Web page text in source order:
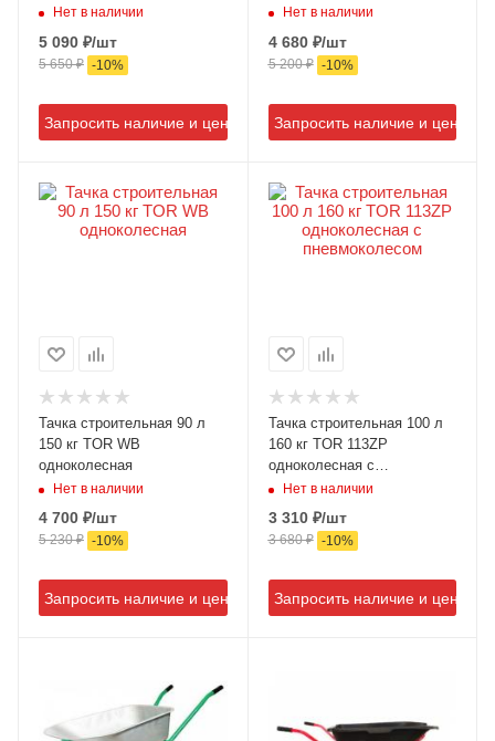
Нет в наличии
5 090 ₽/шт
5 650₽ -10%
Запросить наличие и цену
пневмоколесом
Нет в наличии
4 680₽/шт
5 200₽ -10%
Запросить наличие и цену
Тачка строительная 90 л
150 кг TOR WB
одноколесная
Нет в наличии
4 700 ₽/шт
5 230₽ -10%
Запросить наличие и цену
Тачка строительная 100 л
160 кг TOR 113ZP
одноколесная с
пневмоколесом
Нет в наличии
3 310₽/шт
3 680₽ -10%
Запросить наличие и цену